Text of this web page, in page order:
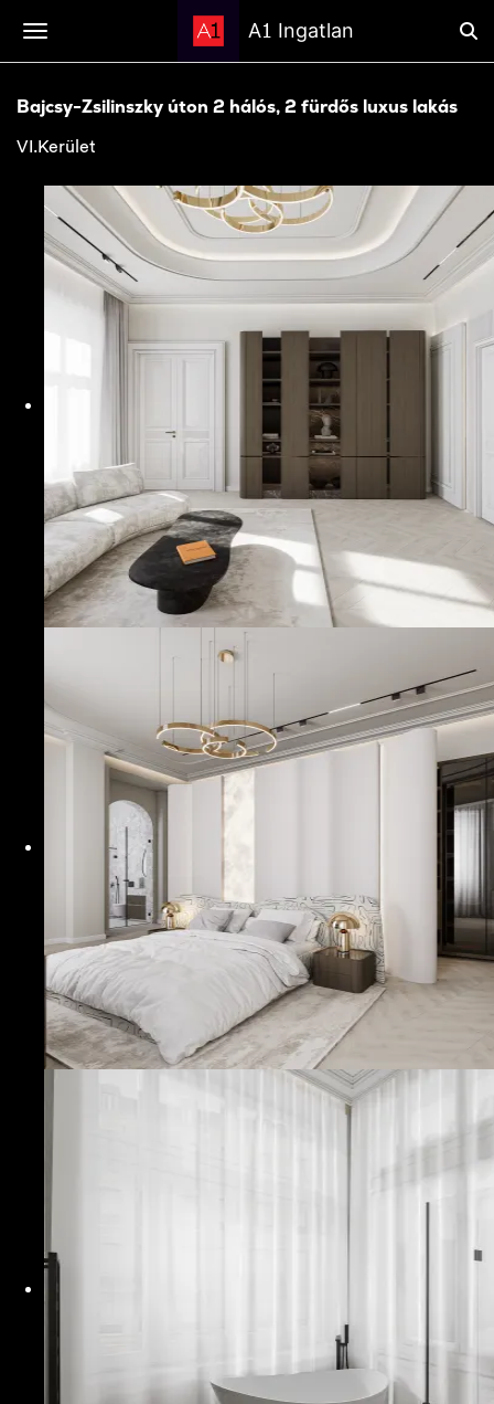
A1 Ingatlan
Bajcsy-Zsilinszky úton 2 hálós, 2 fürdős luxus lakás
VI.Kerület